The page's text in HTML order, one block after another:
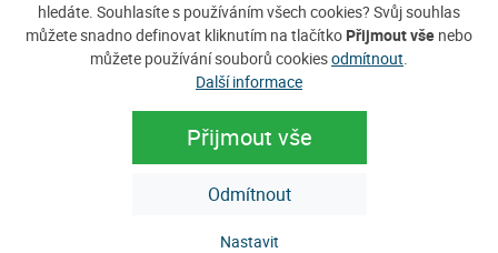
hledáte. Souhlasíte s používáním všech cookies? Svůj souhlas
můžete snadno definovat kliknutím na tlačítko Přijmout vše nebo
můžete používání souborů cookiesodmítnout.
Další informace
Přijmout vše
Odmítnout
Nastavit
Adventní troubení
Krásná akce na krásném místě Již
tradičně Vás zveme v podvečerní čas
Zobrazit detaily